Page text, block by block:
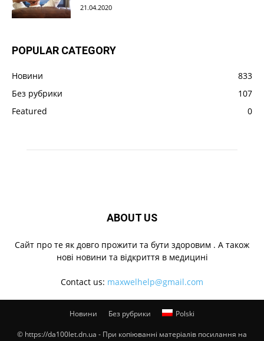
21.04.2020
POPULAR CATEGORY
Новини
833
Без рубрики
107
Featured
0
ABOUT US
Cайт про те як довго прожити та бути здоровим . А також
нові новини та відкриття в медицині
Contact us: maxwelhelp@gmail.com
Новини Без рубрики Polski
© https://da100let.dn.ua - При копіюванні матеріалів посилання на